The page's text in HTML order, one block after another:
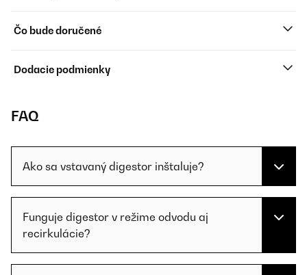
Čo bude doručené
Dodacie podmienky
FAQ
Ako sa vstavaný digestor inštaluje?
Funguje digestor v režime odvodu aj
recirkulácie?